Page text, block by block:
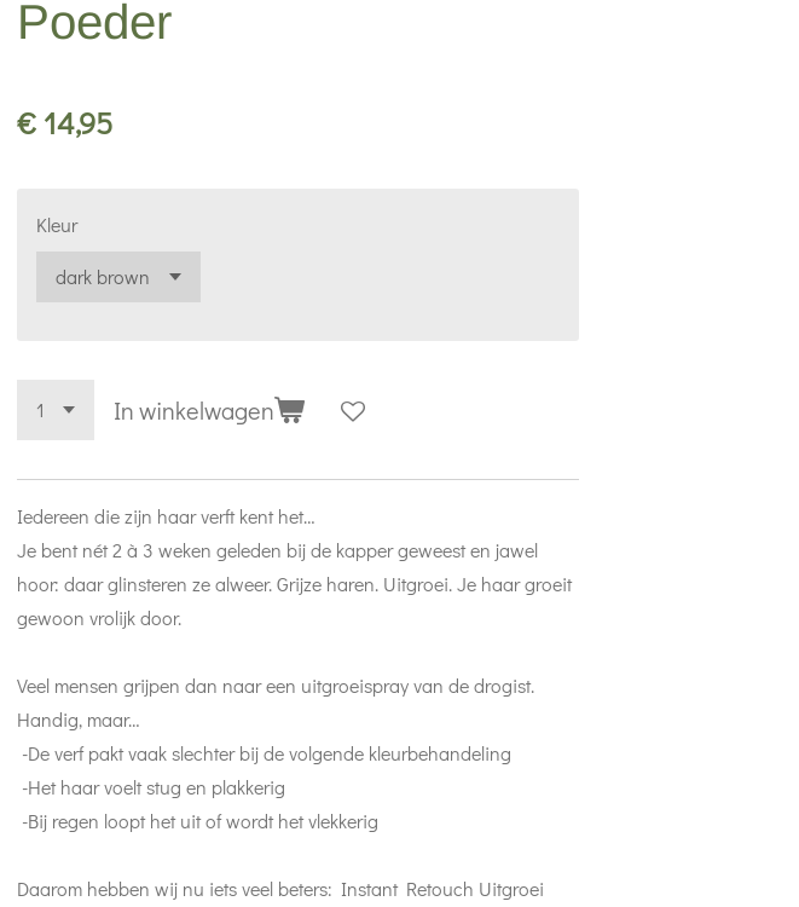
Poeder
€ 14,95
Kleur
In winkelwagen
Iedereen die zijn haar verft kent het…
Je bent nét 2 à 3 weken geleden bij de kapper geweest en jawel
hoor: daar glinsteren ze alweer. Grijze haren. Uitgroei. Je haar groeit
gewoon vrolijk door.
Veel mensen grijpen dan naar een uitgroeispray van de drogist.
Handig, maar…
-De verf pakt vaak slechter bij de volgende kleurbehandeling
-Het haar voelt stug en plakkerig
-Bij regen loopt het uit of wordt het vlekkerig
Daarom hebben wij nu iets veel beters: Instant Retouch Uitgroei